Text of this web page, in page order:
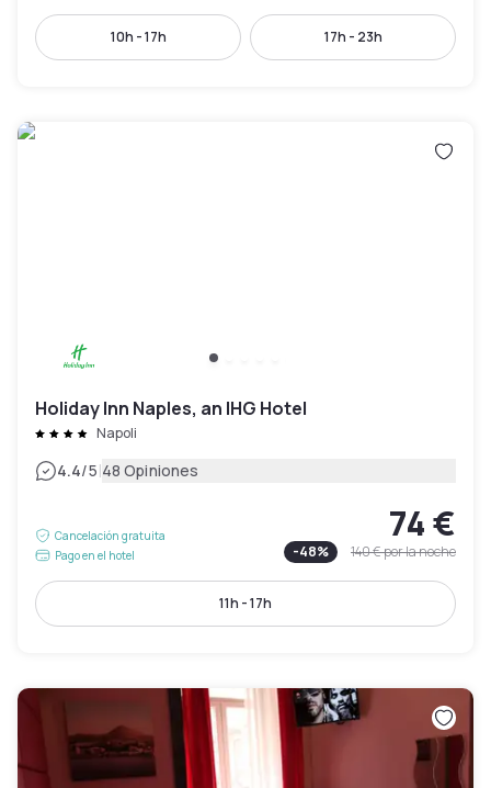
10h - 17h 17h - 23h
Holiday Inn Naples, an IHG Hotel
Napoli
4.4/5|48 Opiniones
Cancelación gratuita
Pago en el hotel
74 €
-48% 140 €por la noche
11h - 17h